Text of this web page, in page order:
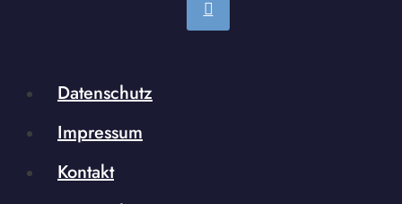
Datenschutz
Impressum
Kontakt